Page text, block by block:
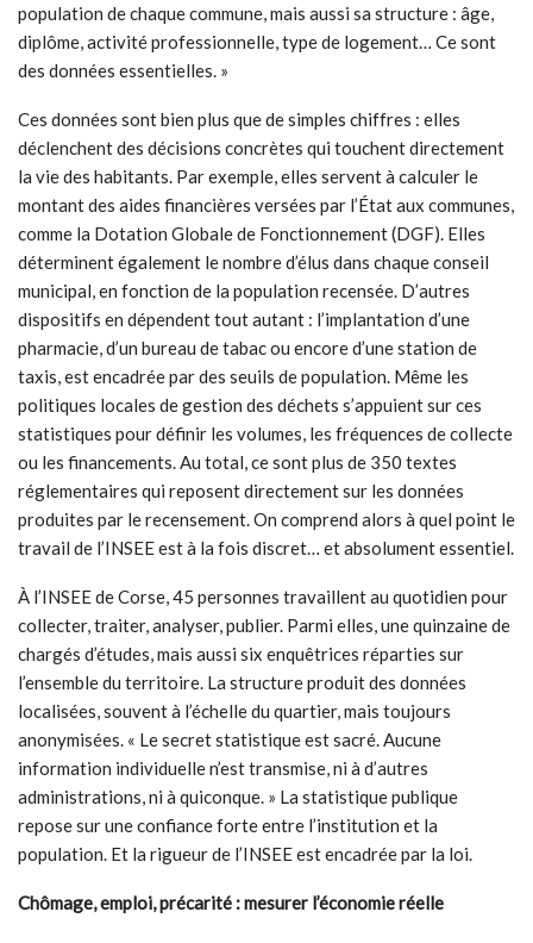
population de chaque commune, mais aussi sa structure : âge,
diplôme, activité professionnelle, type de logement… Ce sont
des données essentielles. »
Ces données sont bien plus que de simples chiffres : elles
déclenchent des décisions concrètes qui touchent directement
la vie des habitants. Par exemple, elles servent à calculer le
montant des aides financières versées par l’État aux communes,
comme la Dotation Globale de Fonctionnement (DGF). Elles
déterminent également le nombre d’élus dans chaque conseil
municipal, en fonction de la population recensée. D’autres
dispositifs en dépendent tout autant : l’implantation d’une
pharmacie, d’un bureau de tabac ou encore d’une station de
taxis, est encadrée par des seuils de population. Même les
politiques locales de gestion des déchets s’appuient sur ces
statistiques pour définir les volumes, les fréquences de collecte
ou les financements. Au total, ce sont plus de 350 textes
réglementaires qui reposent directement sur les données
produites par le recensement. On comprend alors à quel point le
travail de l’INSEE est à la fois discret… et absolument essentiel.
À l’INSEE de Corse, 45 personnes travaillent au quotidien pour
collecter, traiter, analyser, publier. Parmi elles, une quinzaine de
chargés d’études, mais aussi six enquêtrices réparties sur
l’ensemble du territoire. La structure produit des données
localisées, souvent à l’échelle du quartier, mais toujours
anonymisées. « Le secret statistique est sacré. Aucune
information individuelle n’est transmise, ni à d’autres
administrations, ni à quiconque. » La statistique publique
repose sur une confiance forte entre l’institution et la
population. Et la rigueur de l’INSEE est encadrée par la loi.
Chômage, emploi, précarité : mesurer l’économie réelle